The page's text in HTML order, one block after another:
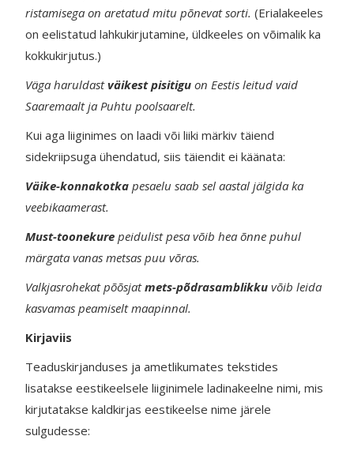
ristamisega on aretatud mitu põnevat sorti.(Erialakeeles
on eelistatud lahkukirjutamine, üldkeeles on võimalik ka
kokkukirjutus.)
Väga haruldastväikest pisitiguon Eestis leitud vaid
Saaremaalt ja Puhtu poolsaarelt.
Kui aga liiginimes on laadi või liiki märkiv täiend
sidekriipsuga ühendatud, siis täiendit ei käänata:
Väike-konnakotka pesaelu saab sel aastal jälgida ka
veebikaamerast.
Must-toonekurepeidulist pesa võib hea õnne puhul
märgata vanas metsas puu võras.
Valkjasrohekat põõsjatmets-põdrasamblikku võib leida
kasvamas peamiselt maapinnal.
Kirjaviis
Teaduskirjanduses ja ametlikumates tekstides
lisatakse eestikeelsele liiginimele ladinakeelne nimi, mis
kirjutatakse kaldkirjas eestikeelse nime järele
sulgudesse: